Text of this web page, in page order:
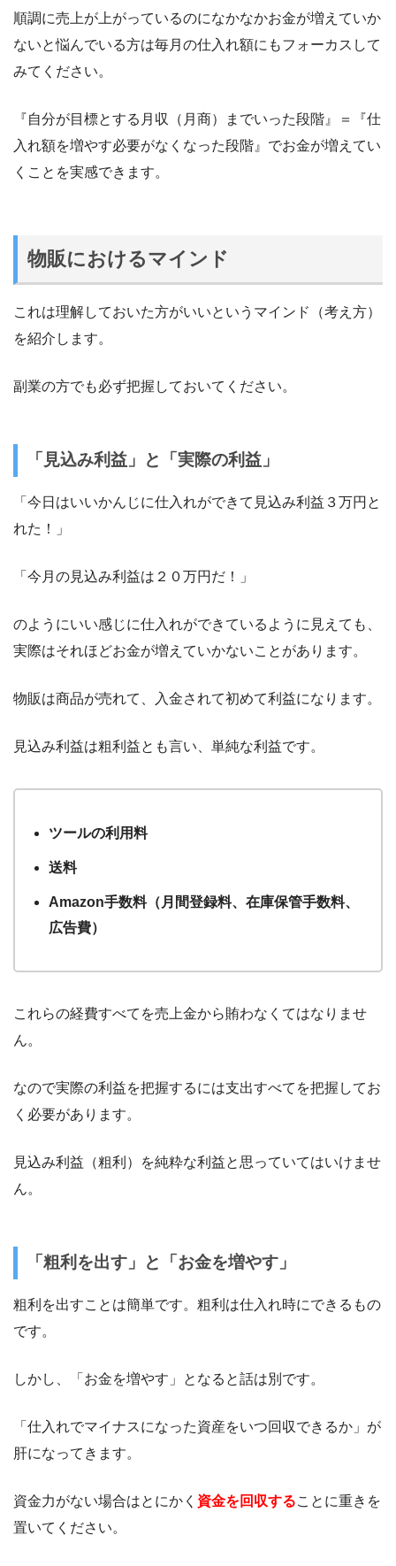
順調に売上が上がっているのになかなかお金が増えていか
ないと悩んでいる方は毎月の仕入れ額にもフォーカスして
みてください。
『自分が目標とする月収（月商）までいった段階』＝『仕
入れ額を増やす必要がなくなった段階』でお金が増えてい
くことを実感できます。
物販におけるマインド
これは理解しておいた方がいいというマインド（考え方）
を紹介します。
副業の方でも必ず把握しておいてください。
「見込み利益」と「実際の利益」
「今日はいいかんじに仕入れができて見込み利益３万円と
れた！」
「今月の見込み利益は２０万円だ！」
のようにいい感じに仕入れができているように見えても、
実際はそれほどお金が増えていかないことがあります。
物販は商品が売れて、入金されて初めて利益になります。
見込み利益は粗利益とも言い、単純な利益です。
ツールの利用料
送料
Amazon手数料（月間登録料、在庫保管手数料、
広告費）
これらの経費すべてを売上金から賄わなくてはなりませ
ん。
なので実際の利益を把握するには支出すべてを把握してお
く必要があります。
見込み利益（粗利）を純粋な利益と思っていてはいけませ
ん。
「粗利を出す」と「お金を増やす」
粗利を出すことは簡単です。粗利は仕入れ時にできるもの
です。
しかし、「お金を増やす」となると話は別です。
「仕入れでマイナスになった資産をいつ回収できるか」が
肝になってきます。
資金力がない場合はとにかく 資金を回収することに重きを
置いてください。